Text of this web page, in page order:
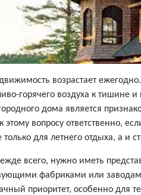
возрастает
горячего воздуха к тишине
дома является
вопросу ответственно,
для летнего отдыха, а и
всего, нужно иметь
фабриками или
приоритет, особенно для